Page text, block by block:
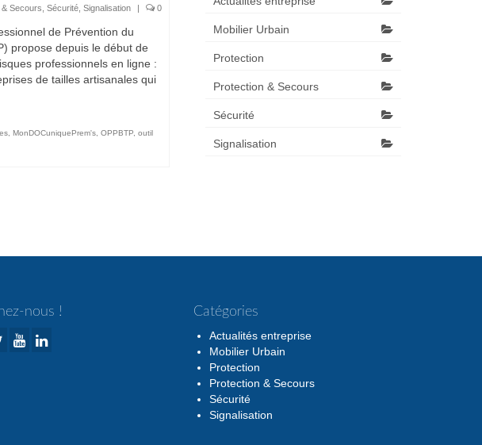
Secours Sécurité, Signalisation | 0
de Prévention du
propose depuis le début de
professionnels en ligne :
de tailles artisanales qui
, MonDOCuniquePrem's, OPPBTP, outil
Mobilier Urbain
Protection
Protection & Secours
Sécurité
Signalisation
nous ! Catégories
Actualités entreprise
Mobilier Urbain
Protection
Protection & Secours
Sécurité
Signalisation